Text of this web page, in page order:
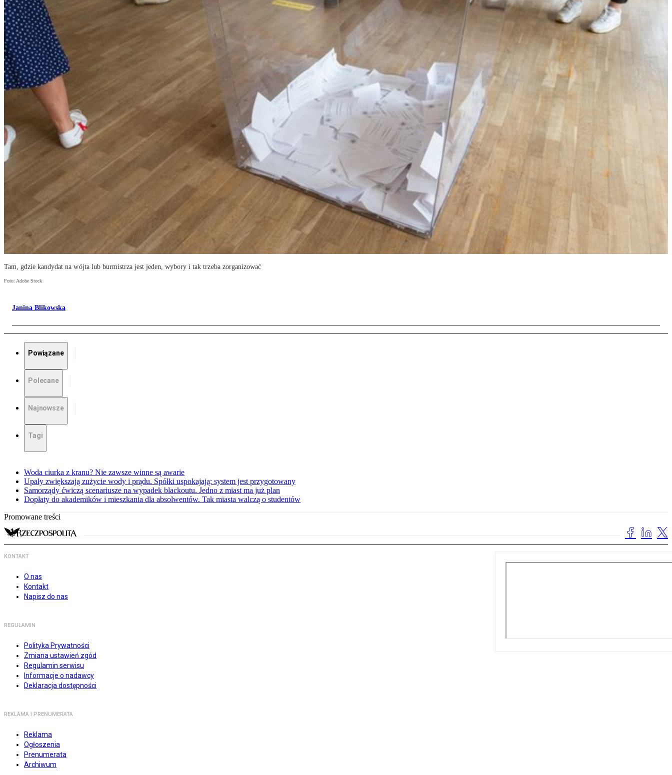
Tam, gdzie kandydat na wójta lub burmistrza jest jeden, wybory i tak trzeba zorganizować
Foto: Adobe Stock
Janina Blikowska
Powiązane
Polecane
Najnowsze
Tagi
Woda ciurka z kranu? Nie zawsze winne są awarie
Upały zwiększają zużycie wody i prądu. Spółki uspokajają: system jest przygotowany
Samorządy ćwiczą scenariusze na wypadek blackoutu. Jedno z miast ma już plan
Dopłaty do akademików i mieszkania dla absolwentów. Tak miasta walczą o studentów
Promowane treści
KONTAKT
O nas
Kontakt
Napisz do nas
REGULAMIN
Polityka Prywatności
Zmiana ustawień zgód
Regulamin serwisu
Informacje o nadawcy
Deklaracja dostępności
REKLAMA I PRENUMERATA
Reklama
Ogłoszenia
Prenumerata
Archiwum